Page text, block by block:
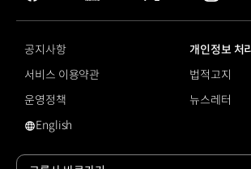
facebook
hmg
journal
twitter
공지사항
개인정보 처
서비스 이용약관
법적고지
운영정책
뉴스레터
영문 사이트로 이동
English